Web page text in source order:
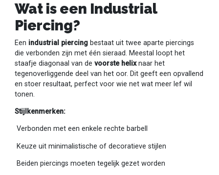
Wat is een Industrial
Piercing?
Een industrial piercing bestaat uit twee aparte piercings
die verbonden zijn met één sieraad. Meestal loopt het
staafje diagonaal van de voorste helixnaar het
tegenoverliggende deel van het oor. Dit geeft een opvallend
en stoer resultaat, perfect voor wie net wat meer lef wil
tonen.
Stijlkenmerken:
Verbonden met een enkele rechte barbell
Keuze uit minimalistische of decoratieve stijlen
Beiden piercings moeten tegelijk gezet worden